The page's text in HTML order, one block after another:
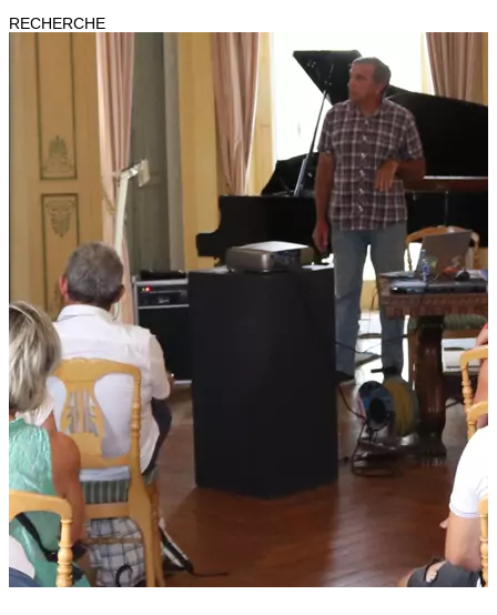
RECHERCHE